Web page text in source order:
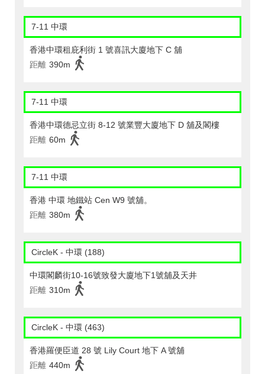
7-11 中環
香港中環租庇利街 1 號喜訊大廈地下 C 舖
距離 390m
7-11 中環
香港中環德忌立街 8-12 號業豐大廈地下 D 舖及閣樓
距離 60m
7-11 中環
香港 中環 地鐵站 Cen W9 號舖。
距離 380m
CircleK - 中環 (188)
中環閣麟街10-16號致發大廈地下1號舖及天井
距離 310m
CircleK - 中環 (463)
香港羅便臣道 28 號 Lily Court 地下 A 號舖
距離 440m